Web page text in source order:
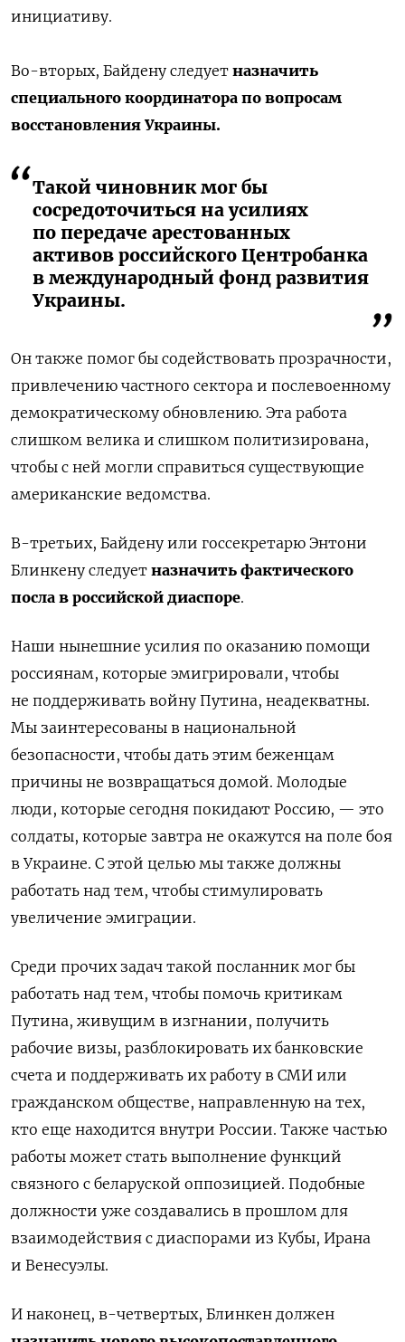
инициативу.
Во-вторых, Байдену следует назначить
специального координатора по вопросам
восстановления Украины.
Такой чиновник мог бы
сосредоточиться на усилиях
по передаче арестованных
активов российского Центробанка
в международный фонд развития
Украины.
Он также помог бы содействовать прозрачности,
привлечению частного сектора и послевоенному
демократическому обновлению. Эта работа
слишком велика и слишком политизирована,
чтобы с ней могли справиться существующие
американские ведомства.
В-третьих, Байдену или госсекретарю Энтони
Блинкену следует назначить фактического
посла в российской диаспоре.
Наши нынешние усилия по оказанию помощи
россиянам, которые эмигрировали, чтобы
не поддерживать войну Путина, неадекватны.
Мы заинтересованы в национальной
безопасности, чтобы дать этим беженцам
причины не возвращаться домой. Молодые
люди, которые сегодня покидают Россию, — это
солдаты, которые завтра не окажутся на поле боя
в Украине. С этой целью мы также должны
работать над тем, чтобы стимулировать
увеличение эмиграции.
Среди прочих задач такой посланник мог бы
работать над тем, чтобы помочь критикам
Путина, живущим в изгнании, получить
рабочие визы, разблокировать их банковские
счета и поддерживать их работу в СМИ или
гражданском обществе, направленную на тех,
кто еще находится внутри России. Также частью
работы может стать выполнение функций
связного с беларуской оппозицией. Подобные
должности уже создавались в прошлом для
взаимодействия с диаспорами из Кубы, Ирана
и Венесуэлы.
И наконец, в-четвертых, Блинкен должен